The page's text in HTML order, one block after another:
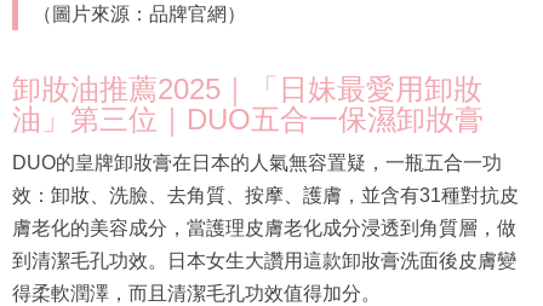
（圖片來源：品牌官網）
卸妝油推薦2025｜「日妹最愛用卸妝
油」第三位｜DUO五合一保濕卸妝膏
DUO的皇牌卸妝膏在日本的人氣無容置疑，一瓶五合一功
效：卸妝、洗臉、去角質、按摩、護膚，並含有31種對抗皮
膚老化的美容成分，當護理皮膚老化成分浸透到角質層，做
到清潔毛孔功效。日本女生大讚用這款卸妝膏洗面後皮膚變
得柔軟潤澤，而且清潔毛孔功效值得加分。